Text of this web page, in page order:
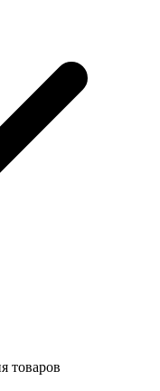
товаров